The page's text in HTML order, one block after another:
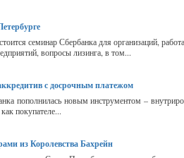
семинар Сбербанка для организаций,
вопросы лизинга, в том...
с досрочным платежом
пополнилась новым инструментом –
покупателе...
из Королевства Бахрейн